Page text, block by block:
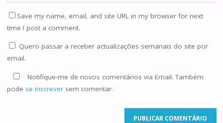
Save my name, email, and site URL in my browser for next
time I post a comment.
Quero passar a receber actualizações semanais do site por
email.
Notifique-me de novos comentários via Email. Também
pode se inscreversem comentar.